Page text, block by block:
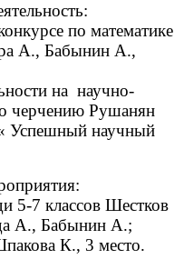
по математике
А., Бабынин А.,
на научно-
черчению Рушанян
Успешный научный
5-7 классов Шестков
А., Бабынин А.;
К., 3 место.